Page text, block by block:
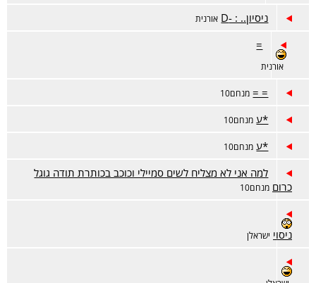
ניסיון.. : -D אורנית
=
אורנית
= = מנחם10
*ע מנחם10
*ע מנחם10
למה אני לא מצליח לשים סמיילי וכוכב בכותרת תודה גוגל
כרום מנחם10
ניסוי ישראלן